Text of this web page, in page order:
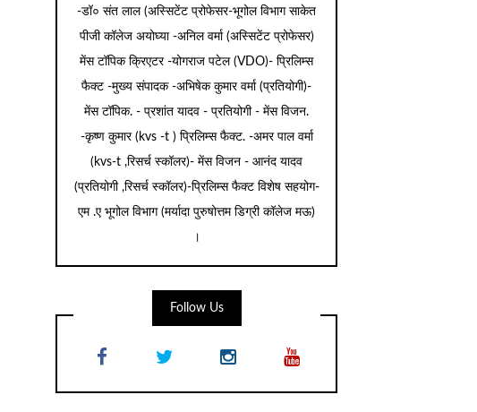
-डॉ० संत लाल (अस्सिटेंट प्रोफेसर-भूगोल विभाग साकेत
पीजी कॉलेज अयोघ्या -अनिल वर्मा (अस्सिटेंट प्रोफेसर)
मेंस टॉपिक क्रिएटर -योगराज पटेल (VDO)- प्रिलिम्स
फैक्ट -मुख्य संपादक -अभिषेक कुमार वर्मा (प्रतियोगी)-
मेंस टॉपिक. - प्रशांत यादव - प्रतियोगी - मेंस विजन.
-कृष्ण कुमार (kvs -t ) प्रिलिम्स फैक्ट. -अमर पाल वर्मा
(kvs-t ,रिसर्च स्कॉलर)- मेंस विजन - आनंद यादव
(प्रतियोगी ,रिसर्च स्कॉलर)-प्रिलिम्स फैक्ट विशेष सहयोग-
एम .ए भूगोल विभाग (मर्यादा पुरुषोत्तम डिग्री कॉलेज मऊ)
।
Follow Us